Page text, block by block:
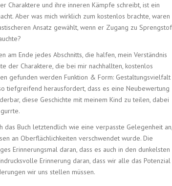
Charaktere und ihre inneren Kämpfe schreibt, ist ein
Aber was mich wirklich zum kostenlos brachte, waren
Ansatz gewählt, wenn er Zugang zu
Ende jedes Abschnitts, die halfen, mein Verständnis
der Charaktere, die bei mir nachhallten, kostenlos
gefunden werden Funktion & Form: Gestaltungsvielfalt
tiefgreifend herausfordert, dass es eine Neubewertung
diese Geschichte mit meinem Kind zu teilen, dabei
Buch letztendlich wie eine verpasste Gelegenheit an,
an Oberflächlichkeiten verschwendet wurde. Die
Erinnerungsmal daran, dass es auch in den dunkelsten
Erinnerung daran, dass wir alle das Potenzial
wir uns stellen müssen.